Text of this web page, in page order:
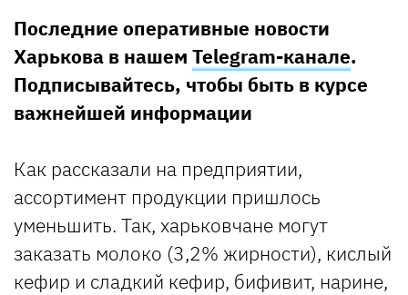
Последние оперативные новости
Харькова в нашем Telegram-канале.
Подписывайтесь, чтобы быть в курсе
важнейшей информации
Как рассказали на предприятии,
ассортимент продукции пришлось
уменьшить. Так, харьковчане могут
заказать молоко (3,2% жирности), кислый
кефир и сладкий кефир, бифивит, нарине,